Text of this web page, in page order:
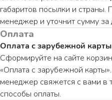
габаритов посылки и страны.
менеджер и уточнит сумму за
Оплата
Оплата с зарубежной карты
Сформируйте на сайте
«Оплата с зарубежной
менеджер свяжется с вами в
способы оплаты.
ПО ВОПРОСАМ ЗАКАЗА
ТОЛЬКО В ТЕЛЕГРАМ
TELEGRAM